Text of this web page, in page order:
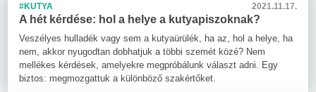
#KUTYA 2021.11.17.
A hét kérdése: hol a helye a kutyapiszoknak?
Veszélyes hulladék vagy sem a kutyaürülék, ha az, hol a helye, ha
nem, akkor nyugodtan dobhatjuk a többi szemét közé? Nem
mellékes kérdések, amelyekre megpróbálunk választ adni. Egy
biztos: megmozgattuk a különböző szakértőket.